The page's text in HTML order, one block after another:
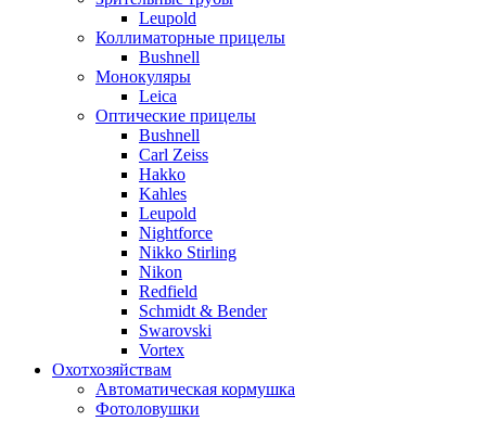
Leupold
Коллиматорные прицелы
Bushnell
Монокуляры
Leica
Оптические прицелы
Bushnell
Carl Zeiss
Hakko
Kahles
Leupold
Nightforce
Nikko Stirling
Nikon
Redfield
Schmidt & Bender
Swarovski
Vortex
Охотхозяйствам
Автоматическая кормушка
Фотоловушки